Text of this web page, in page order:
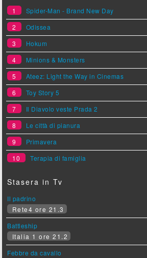
1
Spider-Man - Brand New Day
2
Odissea
3
Hokum
4
Minions & Monsters
5
Ateez: Light the Way in Cinemas
6
Toy Story 5
7
Il Diavolo veste Prada 2
8
Le città di pianura
9
Primavera
10
Terapia di famiglia
Stasera in Tv
Il padrino
Rete4 ore 21.3
Battleship
Italia 1 ore 21.2
Febbre da cavallo